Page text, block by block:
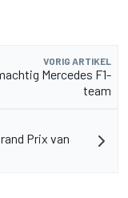
VORIG ARTIKEL
Mercedes F1-
team
Prix van